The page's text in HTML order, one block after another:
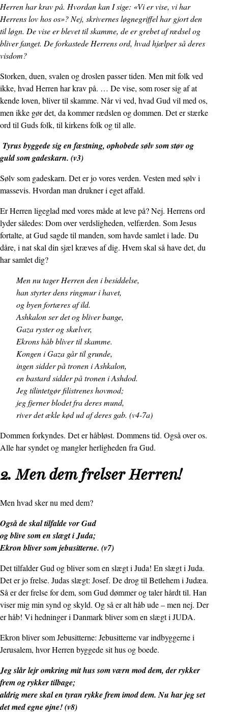
Herren har krav på. Hvordan kan I sige: «Vi er vise, vi har
Herrens lov hos os»? Nej, skrivernes løgnegriffel har gjort den
til løgn. De vise er blevet til skamme, de er grebet af rædsel og
bliver fanget. De forkastede Herrens ord, hvad hjælper så deres
visdom?
Storken, duen, svalen og droslen passer tiden. Men mit folk ved
ikke, hvad Herren har krav på. … De vise, som roser sig af at
kende loven, bliver til skamme. Når vi ved, hvad Gud vil med os,
men ikke gør det, da kommer rædslen og dommen. Det er stærke
ord til Guds folk, til kirkens folk og til alle.
Tyrus byggede sig en fæstning, ophobede sølv som støv og
guld som gadeskarn. (v3)
Sølv som gadeskarn. Det er jo vores verden. Vesten med sølv i
massevis. Hvordan man drukner i eget affald.
Er Herren ligeglad med vores måde at leve på? Nej. Herrens ord
lyder således: Dom over verdsligheden, velfærden. Som Jesus
fortalte, at Gud sagde til manden, som havde samlet i lade. Du
dåre, i nat skal din sjæl kræves af dig. Hvem skal så have det, du
har samlet dig?
Men nu tager Herren den i besiddelse,
han styrter dens ringmur i havet,
og byen fortæres af ild.
Ashkalon ser det og bliver bange,
Gaza ryster og skælver,
Ekrons håb bliver til skamme.
Kongen i Gaza går til grunde,
ingen sidder på tronen i Ashkalon,
en bastard sidder på tronen i Ashdod.
Jeg tilintetgør filistrenes hovmod;
jeg fjerner blodet fra deres mund,
river det ækle kød ud af deres gab. (v4-7a)
Dommen forkyndes. Det er håbløst. Dommens tid. Også over os.
Alle har syndet og mangler herligheden fra Gud.
2. Men dem frelser Herren!
Men hvad sker nu med dem?
Også de skal tilfalde vor Gud
og blive som en slægt i Juda;
Ekron bliver som jebusitterne. (v7)
Det tilfalder Gud og bliver som en slægt i Juda! En slægt i Juda.
Det er jo frelse. Judas slægt: Josef. De drog til Betlehem i Judæa.
Så er der frelse for dem, som Gud dømmer og taler hårdt til. Han
viser mig min synd og skyld. Og så er alt håb ude – men nej. Der
er håb! Vi hedninger i Danmark bliver som en slægt i JUDA.
Ekron bliver som Jebusitterne: Jebusitterne var indbyggerne i
Jerusalem, hvor Herren byggede sit hus og boede.
Jeg slår lejr omkring mit hus som værn mod dem, der rykker
frem og rykker tilbage;
aldrig mere skal en tyran rykke frem imod dem. Nu har jeg set
det med egne øjne! (v8)